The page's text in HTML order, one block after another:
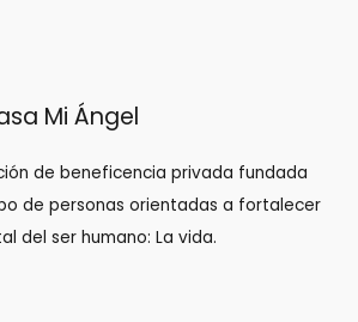
Mi Ángel
de beneficencia privada fundada
de personas orientadas a fortalecer
del ser humano: La vida.